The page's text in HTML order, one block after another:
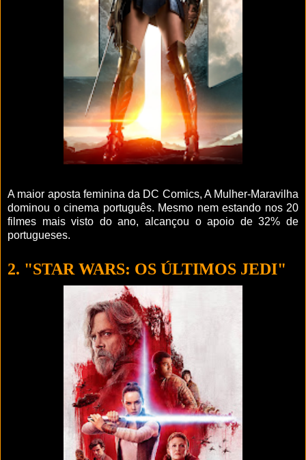
A maior aposta feminina da DC Comics, A Mulher-Maravilha
dominou o cinema português. Mesmo nem estando nos 20
filmes mais visto do ano, alcançou o apoio de 32% de
portugueses.
2. "STAR WARS: OS ÚLTIMOS JEDI"